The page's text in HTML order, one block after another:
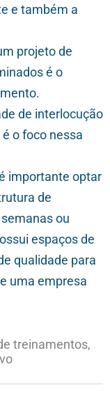
e também a
projeto de
é o
de interlocução
o foco nessa
importante optar
de
ou
espaços de
qualidade para
uma empresa
treinamentos,